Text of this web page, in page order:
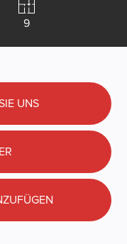
9
UNS